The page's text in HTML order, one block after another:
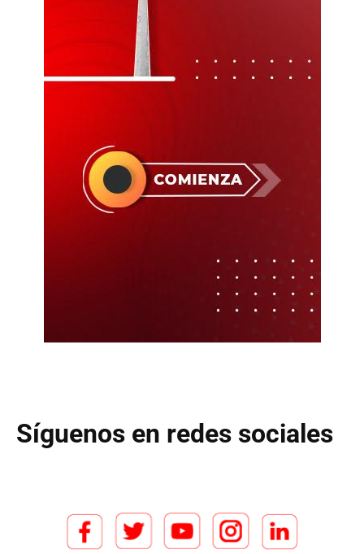
Síguenos en redes sociales